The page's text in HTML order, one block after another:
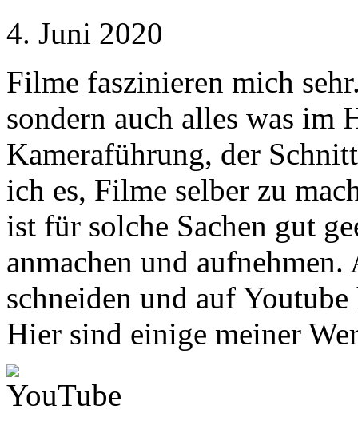
4. Juni 2020
Filme faszinieren mich
sondern auch alles was im
Kameraführung, der
ich es, Filme selber zu
ist für solche Sachen gut
anmachen und
schneiden und auf
Hier sind einige meiner